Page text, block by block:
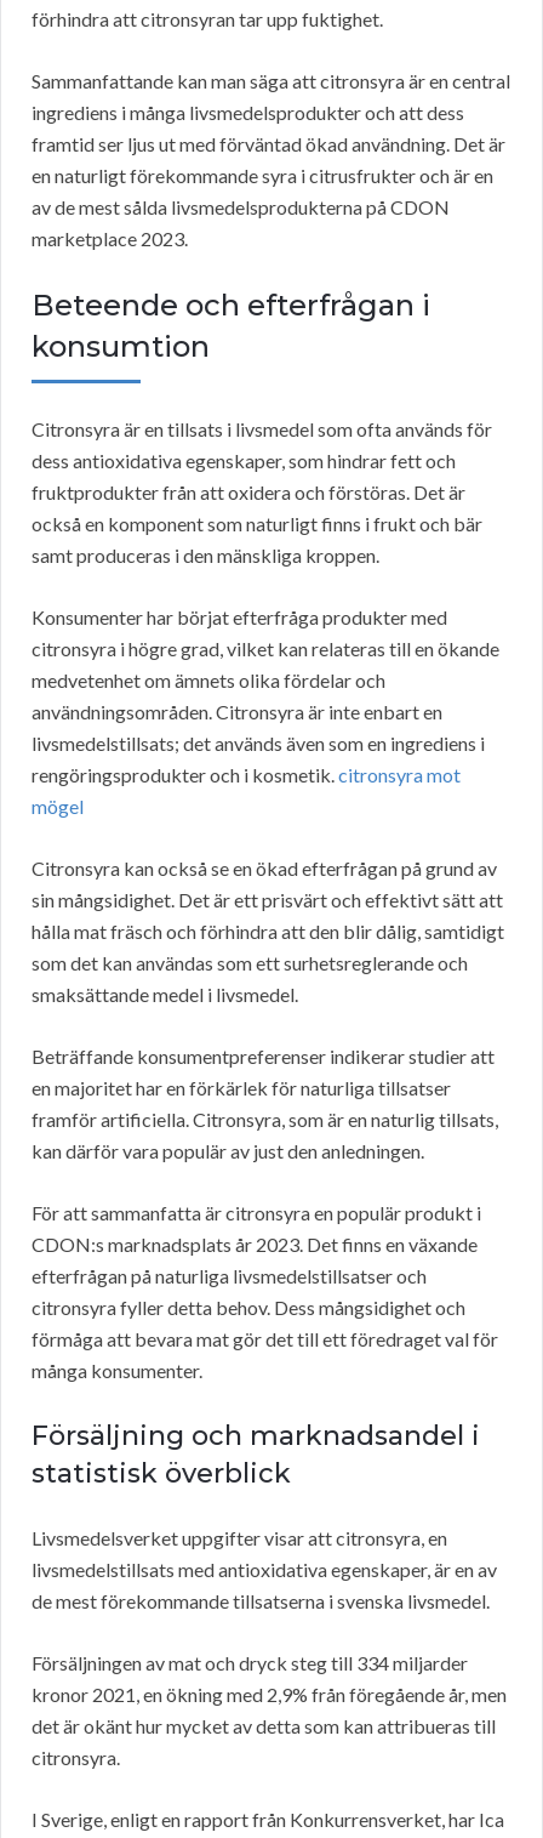
förhindra att citronsyran tar upp fuktighet.
Sammanfattande kan man säga att citronsyra är en central
ingrediens i många livsmedelsprodukter och att dess
framtid ser ljus ut med förväntad ökad användning. Det är
en naturligt förekommande syra i citrusfrukter och är en
av de mest sålda livsmedelsprodukterna på CDON
marketplace 2023.
Beteende och efterfrågan i
konsumtion
Citronsyra är en tillsats i livsmedel som ofta används för
dess antioxidativa egenskaper, som hindrar fett och
fruktprodukter från att oxidera och förstöras. Det är
också en komponent som naturligt finns i frukt och bär
samt produceras i den mänskliga kroppen.
Konsumenter har börjat efterfråga produkter med
citronsyra i högre grad, vilket kan relateras till en ökande
medvetenhet om ämnets olika fördelar och
användningsområden. Citronsyra är inte enbart en
livsmedelstillsats; det används även som en ingrediens i
rengöringsprodukter och i kosmetik.citronsyra mot
mögel
Citronsyra kan också se en ökad efterfrågan på grund av
sin mångsidighet. Det är ett prisvärt och effektivt sätt att
hålla mat fräsch och förhindra att den blir dålig, samtidigt
som det kan användas som ett surhetsreglerande och
smaksättande medel i livsmedel.
Beträffande konsumentpreferenser indikerar studier att
en majoritet har en förkärlek för naturliga tillsatser
framför artificiella. Citronsyra, som är en naturlig tillsats,
kan därför vara populär av just den anledningen.
För att sammanfatta är citronsyra en populär produkt i
CDON:s marknadsplats år 2023. Det finns en växande
efterfrågan på naturliga livsmedelstillsatser och
citronsyra fyller detta behov. Dess mångsidighet och
förmåga att bevara mat gör det till ett föredraget val för
många konsumenter.
Försäljning och marknadsandel i
statistisk överblick
Livsmedelsverket uppgifter visar att citronsyra, en
livsmedelstillsats med antioxidativa egenskaper, är en av
de mest förekommande tillsatserna i svenska livsmedel.
Försäljningen av mat och dryck steg till 334 miljarder
kronor 2021, en ökning med 2,9% från föregående år, men
det är okänt hur mycket av detta som kan attribueras till
citronsyra.
I Sverige, enligt en rapport från Konkurrensverket, har Ica